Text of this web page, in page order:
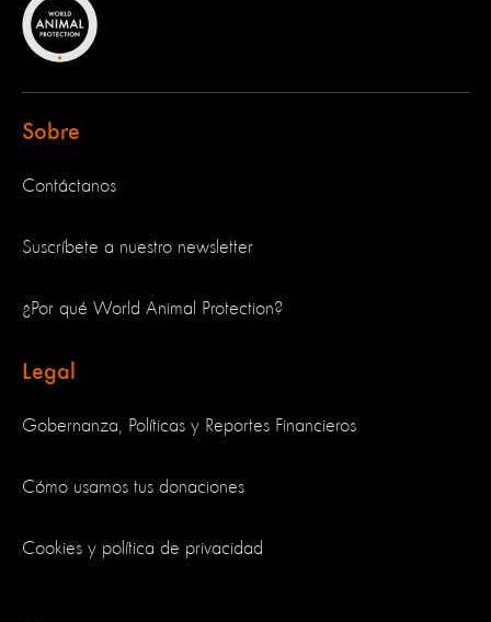
Sobre
Contáctanos
Suscríbete a nuestro newsletter
¿Por qué World Animal Protection?
Legal
Gobernanza, Políticas y Reportes Financieros
Cómo usamos tus donaciones
Cookies y política de privacidad